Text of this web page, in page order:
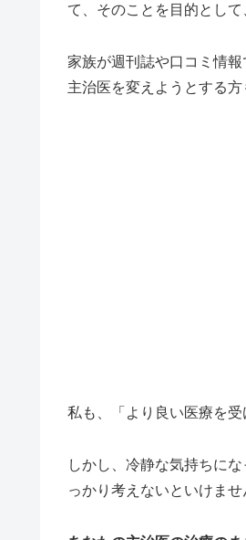
て、そのことを目的とし
家族が週刊誌や口コミ情
主治医を変えようとする方
私も、「より良い医療を受
しかし、冷静な気持ちに
っかり考えないといけませ